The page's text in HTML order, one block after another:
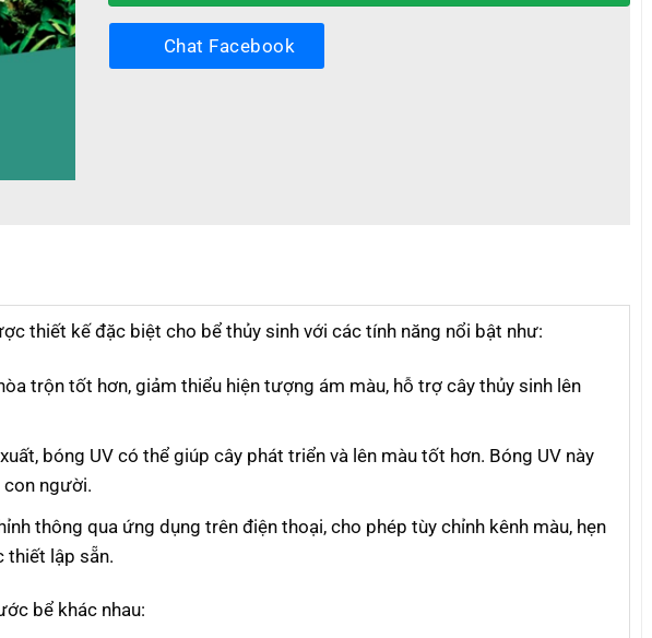
Chat Facebook
thiết kế đặc biệt cho bể thủy sinh với các tính năng nổi bật như:
trộn tốt hơn, giảm thiểu hiện tượng ám màu, hỗ trợ cây thủy sinh lên
bóng UV có thể giúp cây phát triển và lên màu tốt hơn. Bóng UV này
người.
thông qua ứng dụng trên điện thoại, cho phép tùy chỉnh kênh màu, hẹn
thiết lập sẵn.
bể khác nhau: